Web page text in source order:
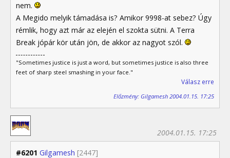
nem.
A Megido melyik támadása is? Amikor 9998-at sebez? Úgy
rémlik, hogy azt már az elején el szokta sütni. A Terra
Break jópár kör után jön, de akkor az nagyot szól.
"Sometimes justice is just a word, but sometimes justice is also three
feet of sharp steel smashing in your face."
Válasz erre
Előzmény: Gilgamesh 2004.01.15. 17:25
#6201 Gilgamesh [2447]
2004.01.15. 17:25